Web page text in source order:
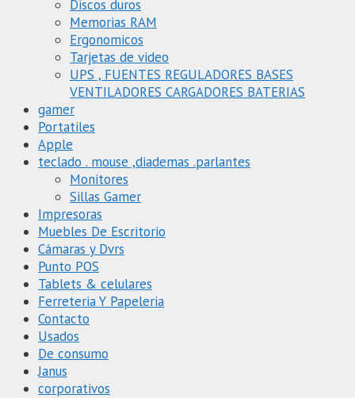
Discos duros
Memorias RAM
Ergonomicos
Tarjetas de video
UPS , FUENTES REGULADORES BASES
VENTILADORES CARGADORES BATERIAS
gamer
Portatiles
Apple
teclado . mouse ,diademas .parlantes
Monitores
Sillas Gamer
Impresoras
Muebles De Escritorio
Cámaras y Dvrs
Punto POS
Tablets & celulares
Ferreteria Y Papeleria
Contacto
Usados
De consumo
Janus
corporativos